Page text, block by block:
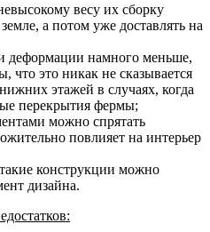
весу их сборку
а потом уже доставлять на
деформации намного меньше,
что это никак не сказывается
этажей в случаях, когда
перекрытия фермы;
можно спрятать
повлияет на интерьер
конструкции можно
дизайна.